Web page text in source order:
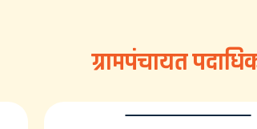
ग्रामपंचायत